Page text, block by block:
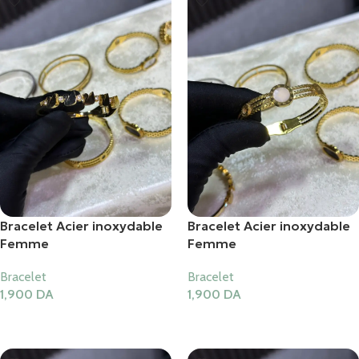
Bracelet Acier inoxydable
Femme
Bracelet
1,900 DA
Bracelet Acier inoxydable
Femme
Bracelet
1,900 DA